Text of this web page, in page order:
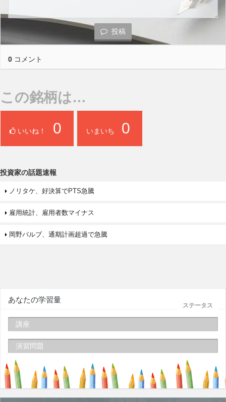
投稿
0 コメント
この銘柄は…
いいね！ 0 いまいち 0
投資家の話題速報
ノリタケ、好決算でPTS急騰
雇用統計、雇用者数マイナス
岡野バルブ、通期計画超過で急騰
ステータス
あなたの学習量
講座
演習問題